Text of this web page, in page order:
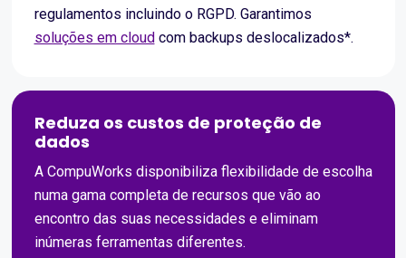
regulamentos incluindo o RGPD. Garantimos
soluções em cloudcom backups deslocalizados*.
Reduza os custos de proteção de
dados
A CompuWorks disponibiliza flexibilidade de escolha
numa gama completa de recursos que vão ao
encontro das suas necessidades e eliminam
inúmeras ferramentas diferentes.